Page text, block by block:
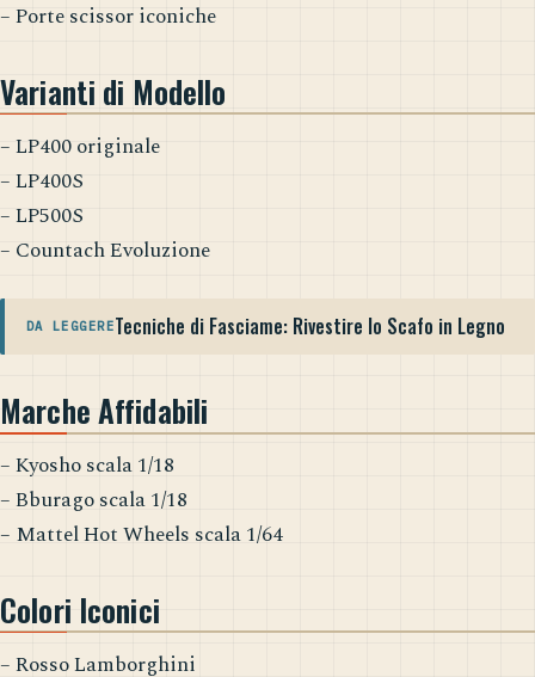
– Porte scissor iconiche
Varianti di Modello
– LP400 originale
– LP400S
– LP500S
– Countach Evoluzione
DA LEGGERETecniche di Fasciame: Rivestire lo Scafo in Legno
Marche Affidabili
– Kyosho scala 1/18
– Bburago scala 1/18
– Mattel Hot Wheels scala 1/64
Colori Iconici
– Rosso Lamborghini